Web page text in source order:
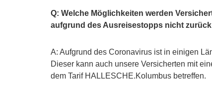
Q: Welche Möglichkeiten werden
aufgrund des Ausreisestopps nicht
A: Aufgrund des Coronavirus ist in einigen
Dieser kann auch unsere Versicherten mit
dem Tarif HALLESCHE.Kolumbus betreffen.